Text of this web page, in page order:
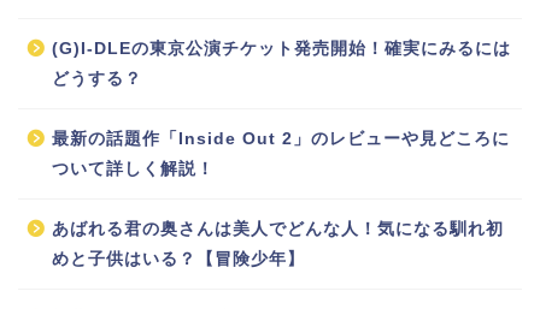
(G)I-DLEの東京公演チケット発売開始！確実にみるには
どうする？
最新の話題作「Inside Out 2」のレビューや見どころに
ついて詳しく解説！
あばれる君の奥さんは美人でどんな人！気になる馴れ初
めと子供はいる？【冒険少年】